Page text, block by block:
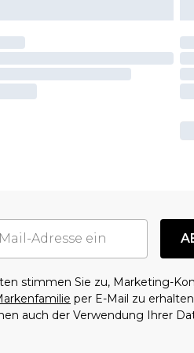
stimmen Sie zu, Marketing-
per E-Mail zu
auch der Verwendung Ihrer